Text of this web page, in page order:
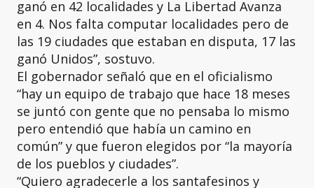
ganó en 42 localidades y La Libertad Avanza
en 4. Nos falta computar localidades pero de
las 19 ciudades que estaban en disputa, 17 las
ganó Unidos”, sostuvo.
El gobernador señaló que en el oficialismo
“hay un equipo de trabajo que hace 18 meses
se juntó con gente que no pensaba lo mismo
pero entendió que había un camino en
común” y que fueron elegidos por “la mayoría
de los pueblos y ciudades”.
“Quiero agradecerle a los santafesinos y